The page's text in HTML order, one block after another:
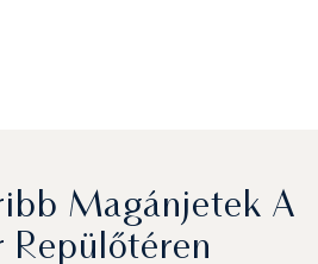
Magánjetek A
Repülőtéren